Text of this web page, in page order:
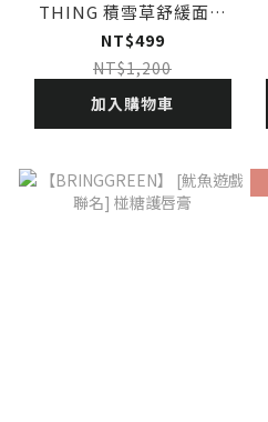
THING 積雪草舒緩面膜
1+1組
NT$499
NT$1,200
加入購物車